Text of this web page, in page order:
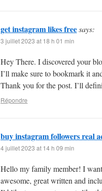
get instagram likes freesays:
3 juillet 2023 at 18 h 01 min
Hey There. I discovered your
I’ll make sure to bookmark it
Thank you for the post. I’ll
Répondre
buy instagram followers real
4 juillet 2023 at 14 h 09 min
Hello my family member! I
awesome, great written and